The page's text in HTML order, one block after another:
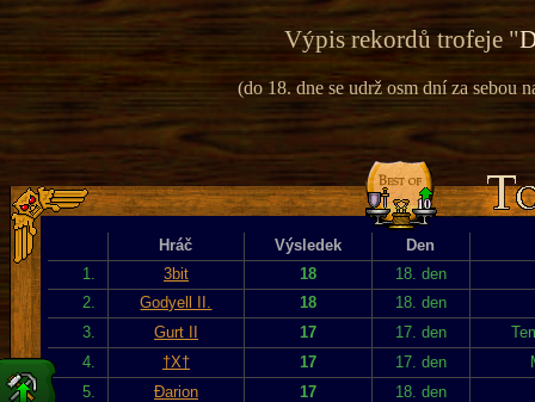
Výpis rekordů trofeje "
(do 18. dne se udrž osm dní za sebou
Hráč Výsledek
Den
1.
3bit 18
18. den
2.
Godyell II. 18
18. den
3.
Gurt II 17 17. den
4.
†X† 17 17. den
5.
Đarion 17
18. den